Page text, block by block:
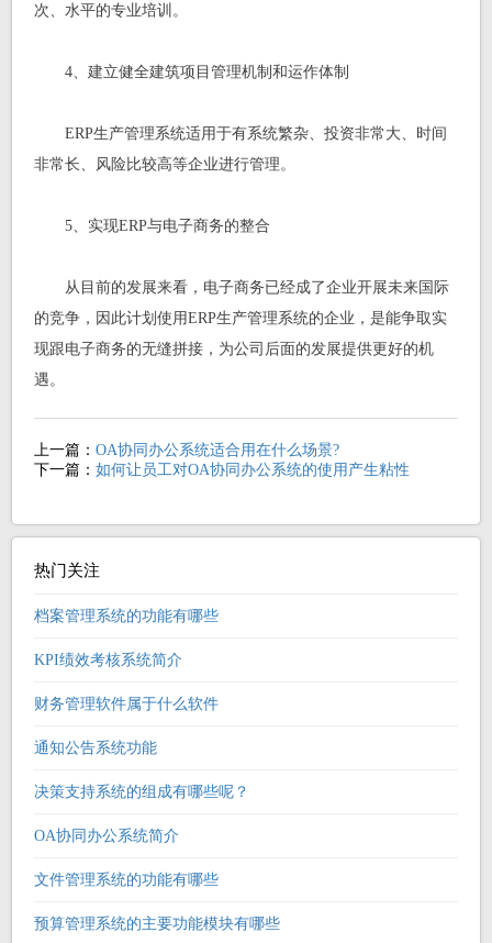
次、水平的专业培训。
4、建立健全建筑项目管理机制和运作体制
ERP生产管理系统适用于有系统繁杂、投资非常大、时间
非常长、风险比较高等企业进行管理。
5、实现ERP与电子商务的整合
从目前的发展来看，电子商务已经成了企业开展未来国际
的竞争，因此计划使用ERP生产管理系统的企业，是能争取实
现跟电子商务的无缝拼接，为公司后面的发展提供更好的机
遇。
上一篇： OA协同办公系统适合用在什么场景?
下一篇： 如何让员工对OA协同办公系统的使用产生粘性
热门关注
档案管理系统的功能有哪些
KPI绩效考核系统简介
财务管理软件属于什么软件
通知公告系统功能
决策支持系统的组成有哪些呢？
OA协同办公系统简介
文件管理系统的功能有哪些
预算管理系统的主要功能模块有哪些